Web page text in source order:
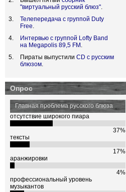
"виртуальный русский блюз"
Телепередача с группой Duty
Free
Интервью с группой Lofty Band
на Megapolis 89,5 FM
Пираты выпустили CD с русским
блюзом
Опрос
Главная проблема русского блюза
отсутствие широкого пиара
37%
тексты
17%
аранжировки
4%
профессиональный уровень
музыкантов